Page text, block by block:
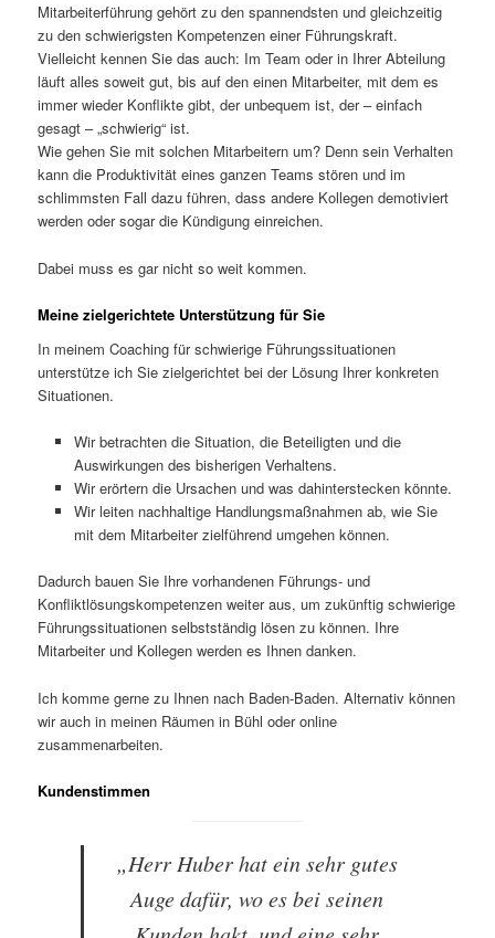
Mitarbeiterführung gehört zu den spannendsten und gleichzeitig
zu den schwierigsten Kompetenzen einer Führungskraft.
Vielleicht kennen Sie das auch: Im Team oder in Ihrer Abteilung
läuft alles soweit gut, bis auf den einen Mitarbeiter, mit dem es
immer wieder Konflikte gibt, der unbequem ist, der – einfach
gesagt – „schwierig“ ist.
Wie gehen Sie mit solchen Mitarbeitern um? Denn sein Verhalten
kann die Produktivität eines ganzen Teams stören und im
schlimmsten Fall dazu führen, dass andere Kollegen demotiviert
werden oder sogar die Kündigung einreichen.
Dabei muss es gar nicht so weit kommen.
Meine zielgerichtete Unterstützung für Sie
In meinem Coaching für schwierige Führungssituationen
unterstütze ich Sie zielgerichtet bei der Lösung Ihrer konkreten
Situationen.
Wir betrachten die Situation, die Beteiligten und die
Auswirkungen des bisherigen Verhaltens.
Wir erörtern die Ursachen und was dahinterstecken könnte.
Wir leiten nachhaltige Handlungsmaßnahmen ab, wie Sie
mit dem Mitarbeiter zielführend umgehen können.
Dadurch bauen Sie Ihre vorhandenen Führungs- und
Konfliktlösungskompetenzen weiter aus, um zukünftig schwierige
Führungssituationen selbstständig lösen zu können. Ihre
Mitarbeiter und Kollegen werden es Ihnen danken.
Ich komme gerne zu Ihnen nach Baden-Baden. Alternativ können
wir auch in meinen Räumen in Bühl oder online
zusammenarbeiten.
Kundenstimmen
„Herr Huber hat ein sehr gutes
Auge dafür, wo es bei seinen